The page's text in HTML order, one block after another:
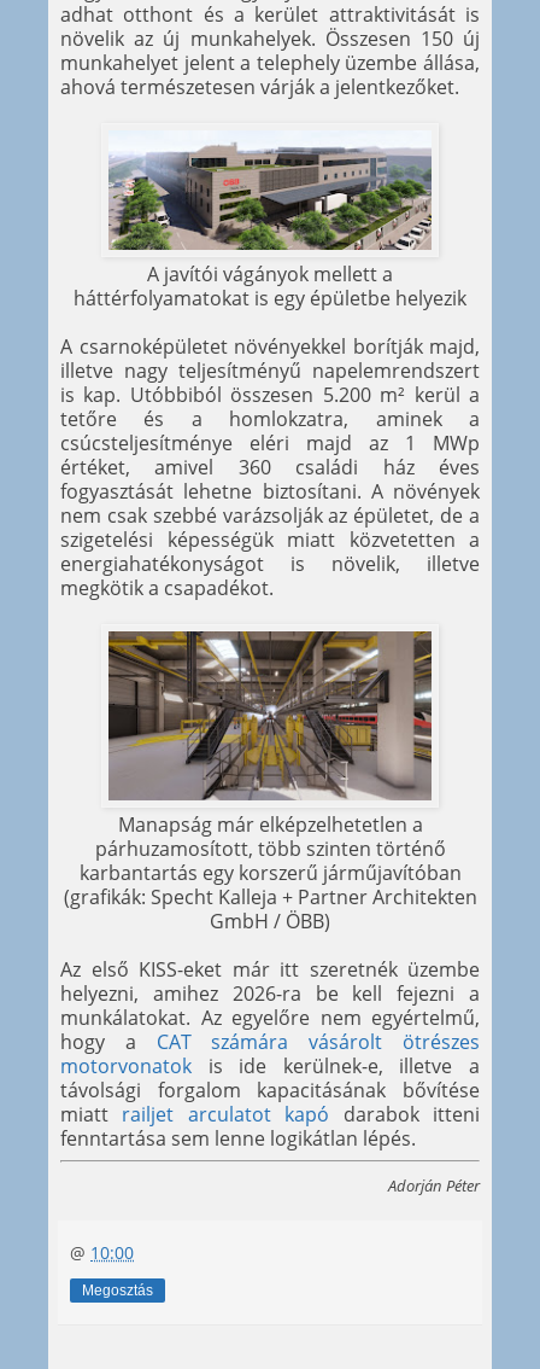
adhat otthont és a kerület attraktivitását is
növelik az új munkahelyek. Összesen 150 új
munkahelyet jelent a telephely üzembe állása,
ahová természetesen várják a jelentkezőket.
A javítói vágányok mellett a
háttérfolyamatokat is egy épületbe helyezik
A csarnoképületet növényekkel borítják majd,
illetve nagy teljesítményű napelemrendszert
is kap. Utóbbiból összesen 5.200 m² kerül a
tetőre és a homlokzatra, aminek a
csúcsteljesítménye eléri majd az 1 MWp
értéket, amivel 360 családi ház éves
fogyasztását lehetne biztosítani. A növények
nem csak szebbé varázsolják az épületet, de a
szigetelési képességük miatt közvetetten a
energiahatékonyságot is növelik, illetve
megkötik a csapadékot.
Manapság már elképzelhetetlen a
párhuzamosított, több szinten történő
karbantartás egy korszerű járműjavítóban
(grafikák: Specht Kalleja + Partner Architekten
GmbH / ÖBB)
Az első KISS-eket már itt szeretnék üzembe
helyezni, amihez 2026-ra be kell fejezni a
munkálatokat. Az egyelőre nem egyértelmű,
hogy a CAT számára vásárolt ötrészes
motorvonatok is ide kerülnek-e, illetve a
távolsági forgalom kapacitásának bővítése
miatt railjet arculatot kapó darabok itteni
fenntartása sem lenne logikátlan lépés.
Adorján Péter
@ 10:00
Megosztás